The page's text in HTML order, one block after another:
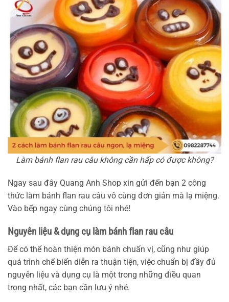
Làm bánh flan rau câu không cần hấp có được không?
Ngay sau đây Quang Anh Shop xin gửi đến bạn 2 công
thức làm bánh flan rau câu vô cùng đơn giản mà lạ miệng.
Vào bếp ngay cùng chúng tôi nhé!
Nguyên liệu & dụng cụ làm bánh flan rau câu
Để có thể hoàn thiện món bánh chuẩn vị, cũng như giúp
quá trình chế biến diễn ra thuận tiện, việc chuẩn bị đầy đủ
nguyên liệu và dụng cụ là một trong những điều quan
trọng nhất, các bạn cần lưu ý nhé.